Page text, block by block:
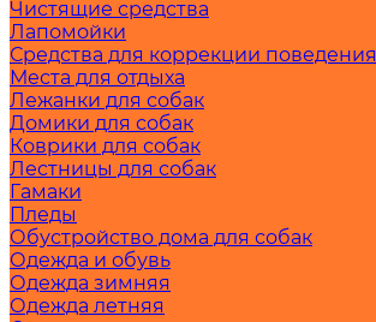
Чистящие средства
Лапомойки
Средства для коррекции поведения
Места для отдыха
Лежанки для собак
Домики для собак
Коврики для собак
Лестницы для собак
Гамаки
Пледы
Обустройство дома для собак
Одежда и обувь
Одежда зимняя
Одежда летняя